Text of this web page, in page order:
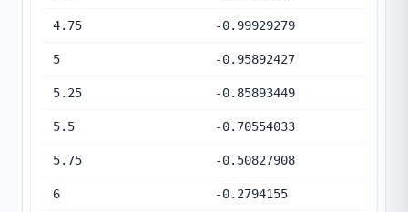
4.75 -0.99929279
5 -0.95892427
5.25 -0.85893449
5.5 -0.70554033
5.75 -0.50827908
6 -0.2794155